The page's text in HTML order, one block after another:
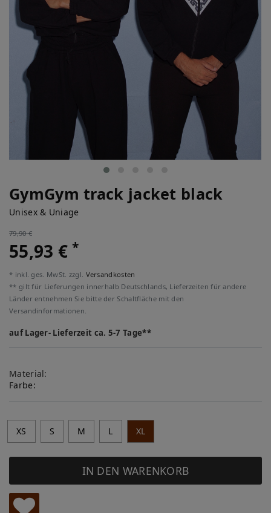
GymGym track jacket black
Unisex & Uniage
79,90 €
55,93 €*
* inkl. ges. MwSt. zzgl. Versandkosten
** gilt für Lieferungen innerhalb Deutschlands, Lieferzeiten für andere
Länder entnehmen Sie bitte der Schaltfläche mit den
Versandinformationen.
auf Lager- Lieferzeit ca. 5-7 Tage**
Material:
Farbe:
XS S M L XL
IN DEN WARENKORB